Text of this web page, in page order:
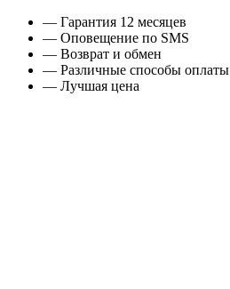
— Гарантия 12 месяцев
— Оповещение по SMS
— Возврат и обмен
— Различные способы оплаты
— Лучшая цена